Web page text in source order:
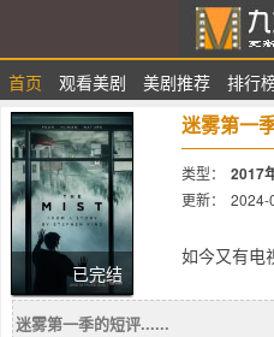
九九
首页 观看美剧 美剧推荐 排行
已完结
迷雾第一
类型： 2017
更新：
2024-
如今又有电
部小说制作
迷雾第一季的短评......